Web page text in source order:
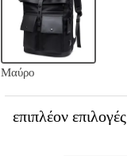
Μαύρο
επιπλέον επιλογές